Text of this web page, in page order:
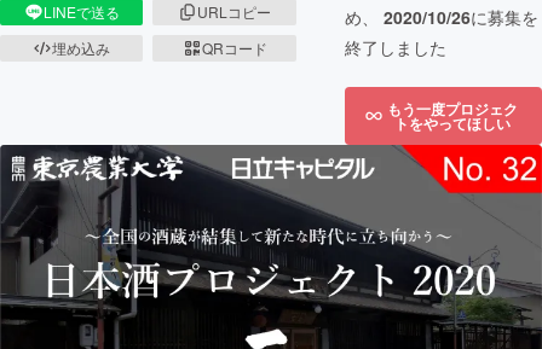
LINEで送る
URLコピー
埋め込み
QRコード
め、 2020/10/26に募集を
終了しました
もう一度プロジェク
トをやってほしい